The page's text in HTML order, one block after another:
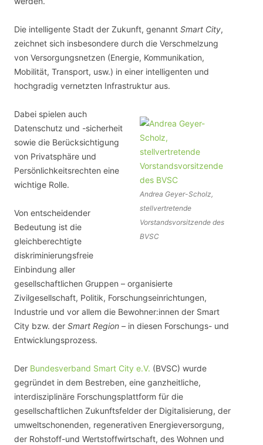
Die intelligente Stadt der Zukunft, genannt Smart City,
zeichnet sich insbesondere durch die Verschmelzung
von Versorgungsnetzen (Energie, Kommunikation,
Mobilität, Transport, usw.) in einer intelligenten und
hochgradig vernetzten Infrastruktur aus.
Andrea Geyer-Scholz,
stellvertretende
Vorstandsvorsitzende des
BVSC
Dabei spielen auch
Datenschutz und -sicherheit
sowie die Berücksichtigung
von Privatsphäre und
Persönlichkeitsrechten eine
wichtige Rolle.
Von entscheidender
Bedeutung ist die
gleichberechtigte
diskriminierungsfreie
Einbindung aller
gesellschaftlichen Gruppen – organisierte
Zivilgesellschaft, Politik, Forschungseinrichtungen,
Industrie und vor allem die Bewohner:innen der Smart
City bzw. der Smart Region – in diesen Forschungs- und
Entwicklungsprozess.
Der Bundesverband Smart City e.V. (BVSC) wurde
gegründet in dem Bestreben, eine ganzheitliche,
interdisziplinäre Forschungsplattform für die
gesellschaftlichen Zukunftsfelder der Digitalisierung, der
umweltschonenden, regenerativen Energieversorgung,
der Rohstoff-und Wertstoffwirtschaft, des Wohnen und